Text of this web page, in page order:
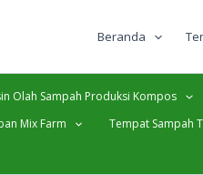
Beranda
Olah Sampah Produksi Kompos
Mix Farm Tempat Sampah